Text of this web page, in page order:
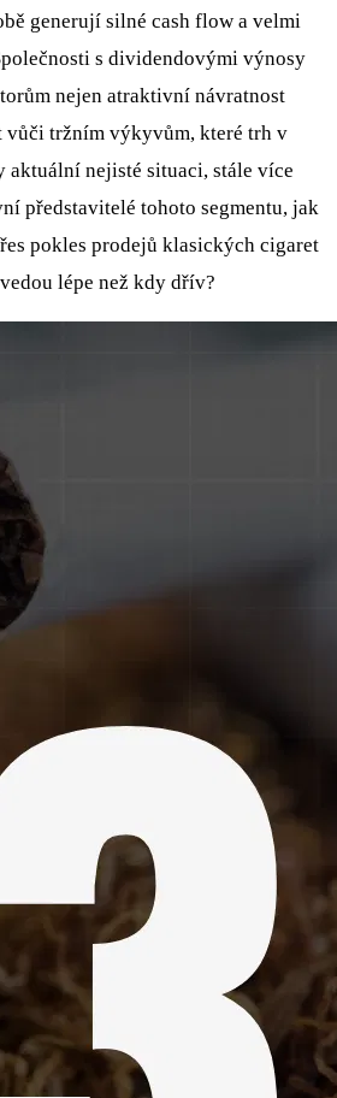
generují silné cash flow a velmi
s dividendovými výnosy
nejen atraktivní návratnost
vůči tržním výkyvům, které trh v
aktuální nejisté situaci, stále více
představitelé tohoto segmentu, jak
pokles prodejů klasických cigaret
lépe než kdy dřív?